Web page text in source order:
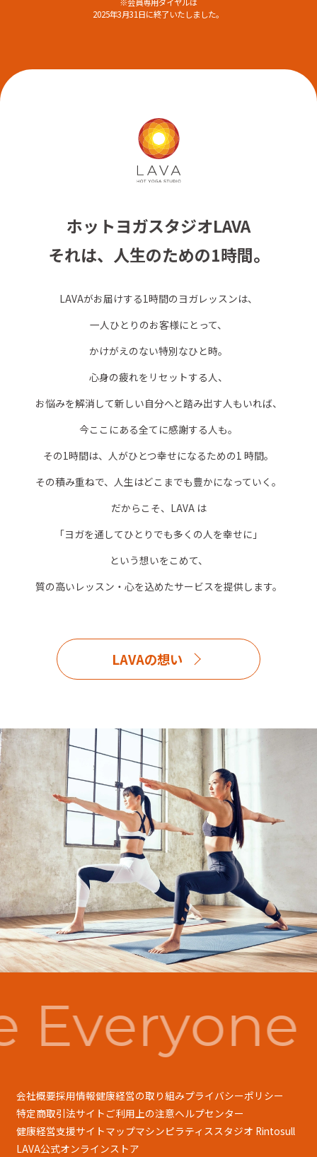
2025年3月31日に終了いたしました。
ホットヨガスタジオLAVA
それは、人生のための1時間。
LAVAがお届けする1時間のヨガレッスンは、
一人ひとりのお客様にとって、
かけがえのない特別なひと時。
心身の疲れをリセットする人、
お悩みを解消して新しい自分へと踏み出す人もいれば、
今ここにある全てに感謝する人も。
その1時間は、人がひとつ幸せになるための1 時間。
その積み重ねで、人生はどこまでも豊かになっていく。
だからこそ、LAVA は
「ヨガを通してひとりでも多くの人を幸せに」
という想いをこめて、
質の高いレッスン・心を込めたサービスを提供します。
LAVAの想い
会社概要採用情報健康経営の取り組みプライバシーポリシー
特定商取引法サイトご利用上の注意ヘルプセンター
健康経営支援サイトマップマシンピラティススタジオ Rintosull
LAVA公式オンラインストア